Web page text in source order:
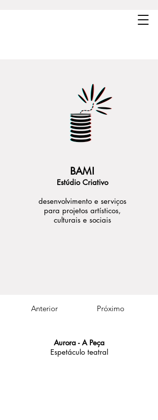
BAM!
Estúdio Criativo
desenvolvimento e serviços
para projetos artísticos,
culturais e sociais
Anterior Próximo
Aurora - A Peça
Espetáculo teatral